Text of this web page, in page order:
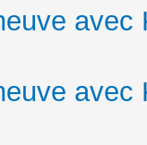
avec
avec